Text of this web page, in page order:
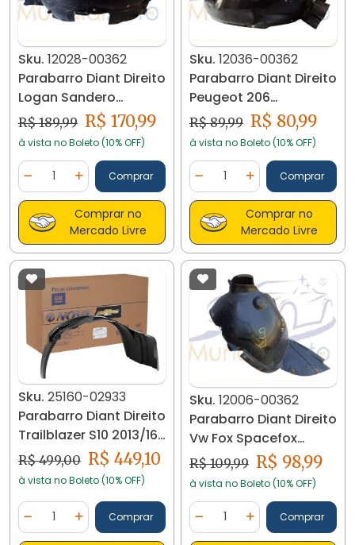
Sku. 12028-00362
Parabarro Diant Direito
Logan Sandero
638407674r 12028
R$ 189,99 R$ 170,99
à vista no Boleto (10% OFF)
Diminuir Quantidade
Quantidade
Adicionar Quantidade
Comprar
Comprar no
Mercado Livre
Sku. 12036-00362
Parabarro Diant Direito
Peugeot 206
9629845080 12036
R$ 89,99 R$ 80,99
à vista no Boleto (10% OFF)
Diminuir Quantidade
Quantidade
AdicionarComprar
Comprar no
Mercado Livre
Sku. 25160-02933
Parabarro Diant Direito
Trailblazer S10 2013/16
25160
R$ 499,00 R$ 449,10
à vista no Boleto (10% OFF)
Diminuir Quantidade
Quantidade
Adicionar Quantidade
Comprar
Sku. 12006-00362
Parabarro Diant Direito
Vw Fox Spacefox
5z0809958c 12006
R$ 109,99 R$ 98,99
à vista no Boleto (10% OFF)
Diminuir Quantidade
Quantidade
AdicionarComprar